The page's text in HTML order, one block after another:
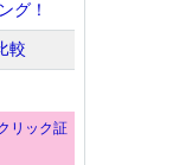
グ！
較
リック証